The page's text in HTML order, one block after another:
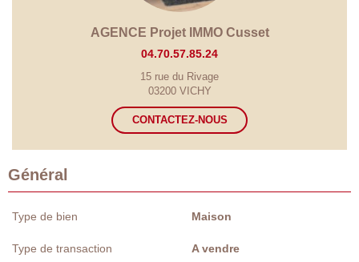
AGENCE Projet IMMO Cusset
04.70.57.85.24
15 rue du Rivage
03200 VICHY
CONTACTEZ-NOUS
Général
Type de bien Maison
Type de transaction A vendre